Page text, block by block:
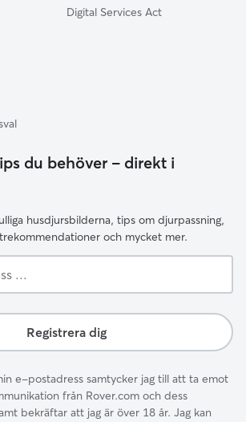
Digital Services Act
du behöver – direkt i
husdjursbilderna, tips om djurpassning,
och mycket mer.
Registrera dig
e-postadress samtycker jag till att ta emot
från Rover.com och dess
bekräftar att jag är över 18 år. Jag kan